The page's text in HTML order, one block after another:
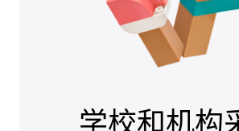
学校和机构